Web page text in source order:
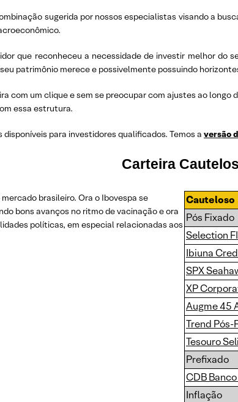
sugerida por nossos especialistas visando a
que reconheceu a necessidade de investir melhor do
patrimônio merece e possivelmente possuindo
com um clique e sem se preocupar com ajustes ao longo
essa estrutura.
para investidores qualificados. Temos a versão
Carteira
brasileiro. Ora o Ibovespa se
bons avanços no ritmo de vacinação e ora
políticas, em especial relacionadas aos
Cauteloso
Pós Fixado
Selection
Ibiuna
SPX
XP
Augme 45
Trend Pós-
Tesouro
Prefixado
CDB
Inflação